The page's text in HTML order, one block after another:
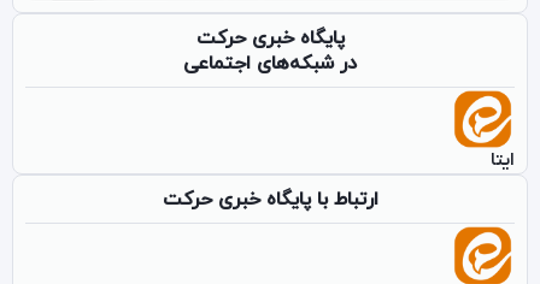
پایگاه خبری حرکت
در شبکه‌های اجتماعی
ایتا
ارتباط با پایگاه خبری حرکت